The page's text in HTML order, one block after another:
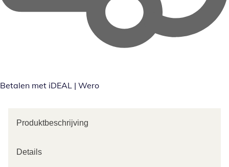
Betalen met iDEAL | Wero
Produktbeschrijving
Details